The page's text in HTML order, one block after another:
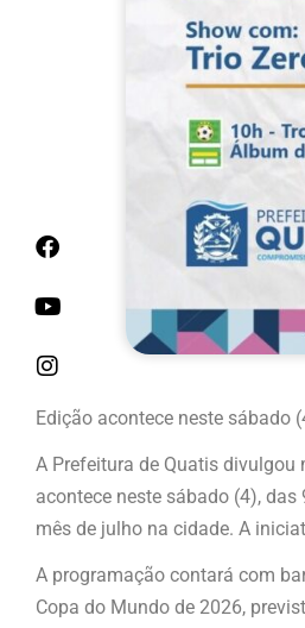
Edição acontece neste
A Prefeitura de Quatis
acontece neste sábado (4),
mês de julho na cidade. A
A programação contará com
Copa do Mundo de 2026,